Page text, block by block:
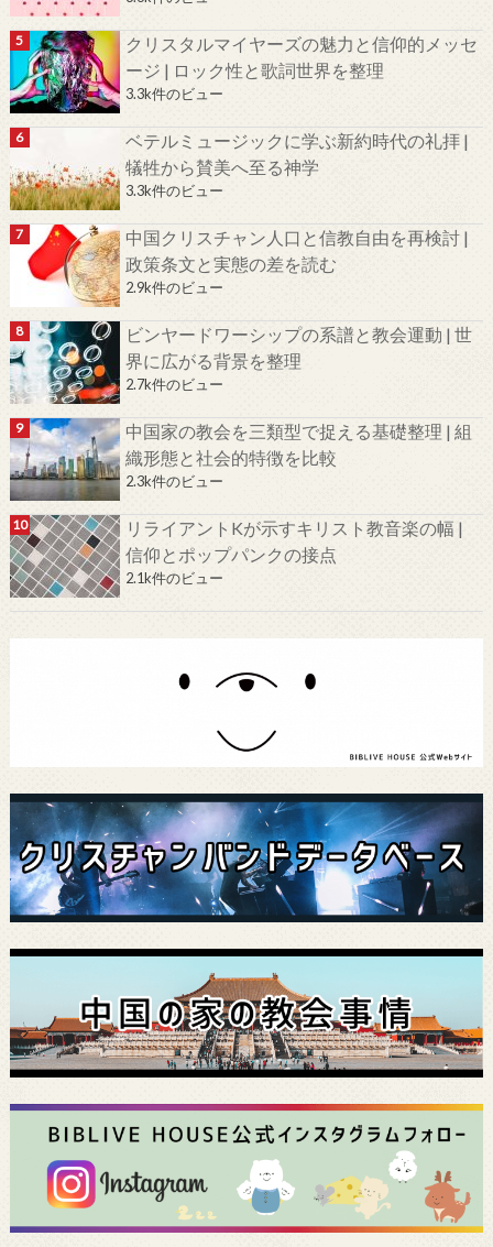
クリスタルマイヤーズの魅力と信仰的メッセ
ージ | ロック性と歌詞世界を整理
3.3k件のビュー
ベテルミュージックに学ぶ新約時代の礼拝 |
犠牲から賛美へ至る神学
3.3k件のビュー
中国クリスチャン人口と信教自由を再検討 |
政策条文と実態の差を読む
2.9k件のビュー
ビンヤードワーシップの系譜と教会運動 | 世
界に広がる背景を整理
2.7k件のビュー
中国家の教会を三類型で捉える基礎整理 | 組
織形態と社会的特徴を比較
2.3k件のビュー
リライアントKが示すキリスト教音楽の幅 |
信仰とポップパンクの接点
2.1k件のビュー